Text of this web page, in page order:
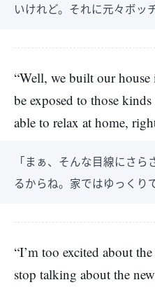
いけれど。それに元々ボッ
“Well, we built our house
be exposed to those
able to relax at home,
「まぁ、そんな目線にさ
るからね。家ではゆっくり
“I’m too excited about
stop talking about the